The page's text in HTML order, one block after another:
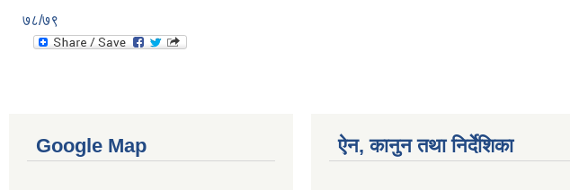
७८/७९
Google Map ऐन, कानुन तथा निर्देशिका